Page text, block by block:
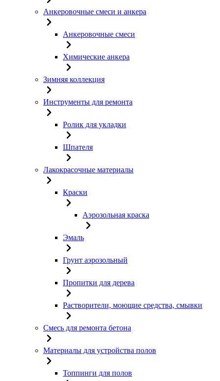
Анкеровочные смеси и анкера
Анкеровочные смеси
Химические анкера
Зимняя коллекция
Инструменты для ремонта
Ролик для укладки
Шпателя
Лакокрасочные материалы
Краски
Аэрозольная краска
Эмаль
Грунт аэрозольный
Пропитки для дерева
Растворители, моющие средства, смывки
Смесь для ремонта бетона
Материалы для устройства полов
Топпинги для полов